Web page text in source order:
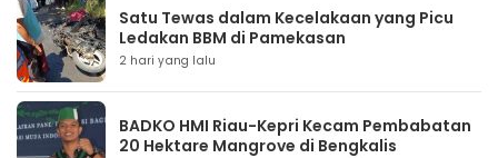
Satu Tewas dalam Kecelakaan yang Picu
Ledakan BBM di Pamekasan
2 hari yang lalu
BADKO HMI Riau-Kepri Kecam Pembabatan
20 Hektare Mangrove di Bengkalis